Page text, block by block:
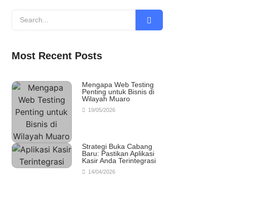
Most Recent Posts
Mengapa Web Testing
Penting untuk Bisnis di
Wilayah Muaro
19/05/2026
Strategi Buka Cabang
Baru: Pastikan Aplikasi
Kasir Anda Terintegrasi
14/04/2026